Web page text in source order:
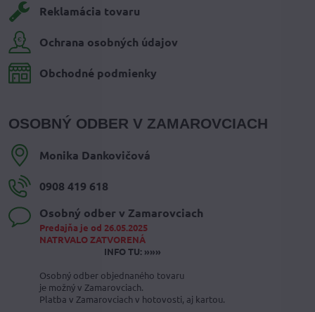
Reklamácia tovaru
Ochrana osobných údajov
Obchodné podmienky
OSOBNÝ ODBER V ZAMAROVCIACH
Monika Dankovičová
0908 419 618
Osobný odber v Zamarovciach
Predajňa je od 26.05.2025
NATRVALO ZATVORENÁ
INFO TU: »»»
Osobný odber objednaného tovaru
je možný v Zamarovciach.
Platba v Zamarovciach v hotovosti, aj kartou.